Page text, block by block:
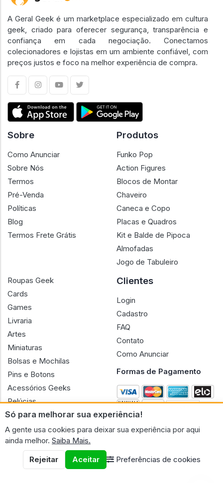
Só para melhorar sua experiência!
A gente usa cookies para deixar sua experiência por aqui
ainda melhor. Saiba Mais.
Rejeitar
Aceitar Preferências de cookies
A Geral Geek é um marketplace especializado em cultura
geek, criado para oferecer segurança, transparência e
confiança em cada negociação. Conectamos
colecionadores e lojistas em um ambiente confiável, com
preços justos e foco na melhor experiência de compra.
Sobre
Como Anunciar
Sobre Nós
Termos
Pré-Venda
Políticas
Blog
Termos Frete Grátis
Produtos
Funko Pop
Action Figures
Blocos de Montar
Chaveiro
Caneca e Copo
Placas e Quadros
Kit e Balde de Pipoca
Almofadas
Jogo de Tabuleiro
Roupas Geek
Cards
Games
Livraria
Artes
Miniaturas
Bolsas e Mochilas
Pins e Botons
Acessórios Geeks
Pelúcias
Bonecas
Clientes
Login
Cadastro
FAQ
Contato
Como Anunciar
Formas de Pagamento